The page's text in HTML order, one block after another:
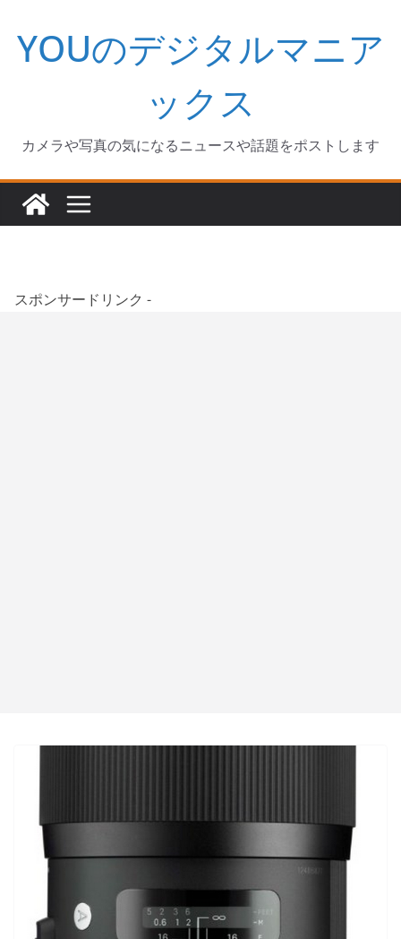
キ
YOUのデジタルマニア
ックス
カメラや写真の気になるニュースや話題をポストします
スポンサードリンク -